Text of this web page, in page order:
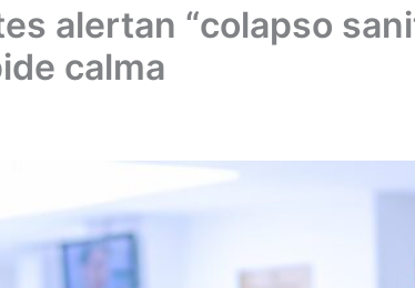
alertan “colapso
calma